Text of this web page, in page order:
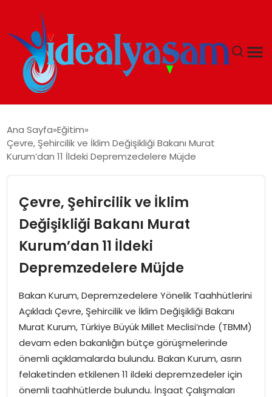
GÜNDEM
İDEAL YAŞAM
İDEAL SPOR
YAŞAM
MAGAZIN
SAĞLIK
SOSYAL HABER
Ana Sayfa Eğitim
Çevre, Şehircilik ve İklim Değişikliği Bakanı Murat
Kurum’dan 11 İldeki Depremzedelere Müjde
Çevre, Şehircilik ve İklim
Değişikliği Bakanı Murat
Kurum’dan 11 İldeki
Depremzedelere Müjde
Bakan Kurum, Depremzedelere Yönelik Taahhütlerini
Açıkladı Çevre, Şehircilik ve İklim Değişikliği Bakanı
Murat Kurum, Türkiye Büyük Millet Meclisi’nde (TBMM)
devam eden bakanlığın bütçe görüşmelerinde
önemli açıklamalarda bulundu. Bakan Kurum, asrın
felaketinden etkilenen 11 ildeki depremzedeler için
önemli taahhütlerde bulundu. İnşaat Çalışmaları